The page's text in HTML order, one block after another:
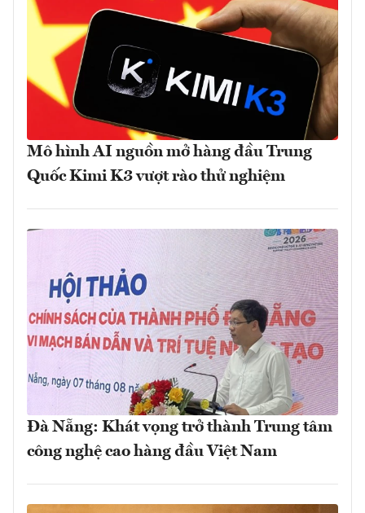
Mô hình AI nguồn mở hàng đầu Trung
Quốc Kimi K3 vượt rào thử nghiệm
Đà Nẵng: Khát vọng trở thành Trung tâm
công nghệ cao hàng đầu Việt Nam